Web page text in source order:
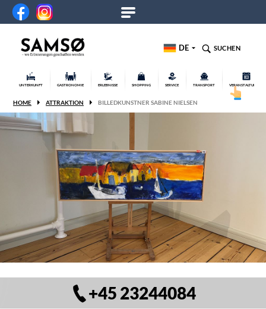
DE SUCHEN
UNTERKUNFT GASTRONOMIE ERLEBNISSE SHOPPING SERVICE TRANSPORT VERANSTALTUNGEN
HOME ATTRAKTION BILLEDKUNSTNER SABINE NIELSEN
+45 23244084